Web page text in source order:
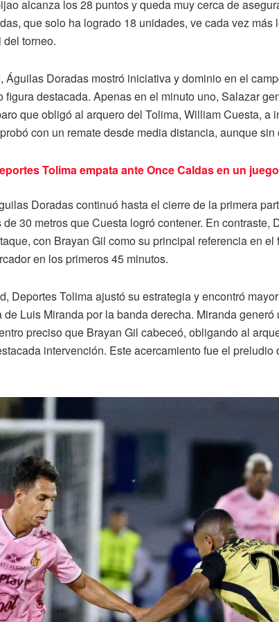
alcanza los 28 puntos y queda muy cerca de
que solo ha logrado 18 unidades, ve cada vez
del torneo.
Águilas Doradas mostró iniciativa y dominio en el
figura destacada. Apenas en el minuto uno, Salazar
que obligó al arquero del Tolima, William Cuesta, a
con un remate desde media distancia, aunque
Tolima empata ante Once Caldas en un
Doradas continuó hasta el cierre de la primera
30 metros que Cuesta logró contener. En contraste,
con Brayan Gil como su principal referencia en
en los primeros 45 minutos.
Deportes Tolima ajustó su estrategia y encontró
de Luis Miranda por la banda derecha. Miranda
preciso que Brayan Gil cabeceó, obligando al
intervención. Este acercamiento fue el